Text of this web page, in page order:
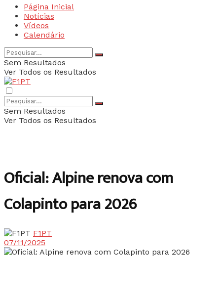
Página Inicial
Notícias
Vídeos
Calendário
Sem Resultados
Ver Todos os Resultados
Sem Resultados
Ver Todos os Resultados
Oficial: Alpine renova com
Colapinto para 2026
F1PT
07/11/2025